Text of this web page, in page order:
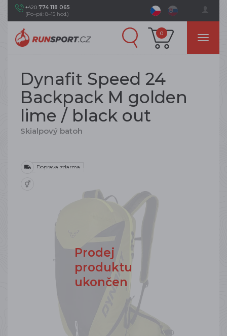
+420 774 118 065
(Po–pá: 8–15 hod.)
0
Dynafit Speed 24
Backpack M golden
lime / black out
Skialpový batoh
Doprava zdarma
Prodej
produktu
ukončen